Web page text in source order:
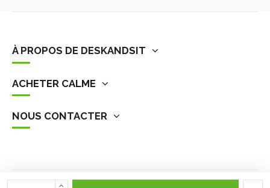
À PROPOS DE DESKANDSIT
ACHETER CALME
NOUS CONTACTER